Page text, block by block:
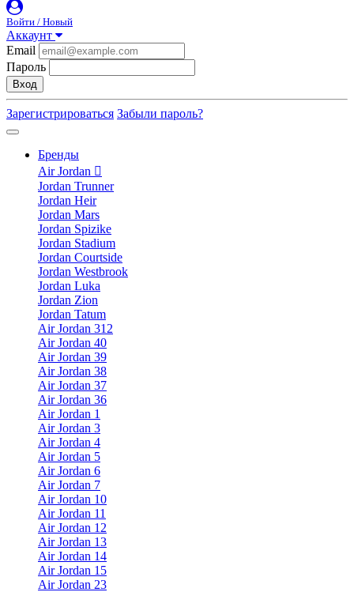
Войти / Новый
Аккаунт
Email
Пароль
Вход
Зарегистрироваться Забыли пароль?
Бренды
Air Jordan
Jordan Trunner
Jordan Heir
Jordan Mars
Jordan Spizike
Jordan Stadium
Jordan Courtside
Jordan Westbrook
Jordan Luka
Jordan Zion
Jordan Tatum
Air Jordan 312
Air Jordan 40
Air Jordan 39
Air Jordan 38
Air Jordan 37
Air Jordan 36
Air Jordan 1
Air Jordan 3
Air Jordan 4
Air Jordan 5
Air Jordan 6
Air Jordan 7
Air Jordan 10
Air Jordan 11
Air Jordan 12
Air Jordan 13
Air Jordan 14
Air Jordan 15
Air Jordan 23